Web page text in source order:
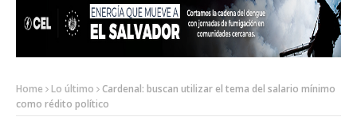
Home Lo último
Cardenal: buscan utilizar el tema del salario mínimo
como rédito político